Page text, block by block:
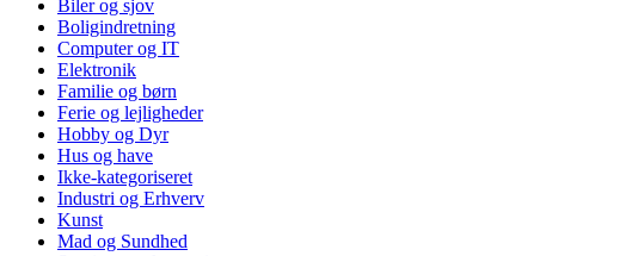
Biler og sjov
Boligindretning
Computer og IT
Elektronik
Familie og børn
Ferie og lejligheder
Hobby og Dyr
Hus og have
Ikke-kategoriseret
Industri og Erhverv
Kunst
Mad og Sundhed